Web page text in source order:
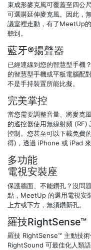
束成形麥克風可覆蓋至四公
可選購延伸麥克風。因此，
議室裡走動，有了MeetUp
聽到。
藍牙®揚聲器
已經連線到您的智慧型手機
的智慧型手機或平板電腦配
不是手持裝置所能比擬。
完美掌控
當您需要調整音量、將麥克
的遙控器使用無線射頻 (RF)
控制。您甚至可以下載免費
得)，透過 iPhone 或 iPad
多功能
電視安裝座
保護牆面、不能鑽孔？沒問
點，MeetUp 的選用電視安
上方或下方，無須鑽新孔。
羅技RightSense™
羅技 RightSense™ 主動技術
RightSound 可最佳化人類